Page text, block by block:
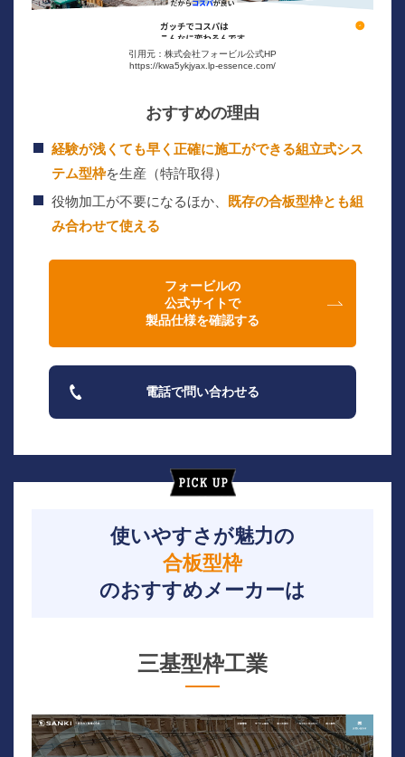
使いやすさが魅力の
合板型枠
のおすすめメーカーは
三基型枠工業
引用元：株式会社フォービル公式HP
https://kwa5ykjyax.lp-essence.com/
おすすめの理由
経験が浅くても早く正確に施工ができる組立式シス
テム型枠を生産（特許取得）
役物加工が不要になるほか、
既存の合板型枠とも組
み合わせて使える
フォービルの
公式サイトで
製品仕様を確認する
電話で問い合わせる